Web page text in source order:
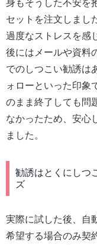
身もそうした不安を
セットを注文しまし
過度なストレスを感
後にはメールや資料
でのしつこい勧誘は
ォローといった印象
のまま終了しても問
なかったため、安心
ました。
勧誘はとくにしつ
ズ
実際に試した後、自
希望する場合のみ契